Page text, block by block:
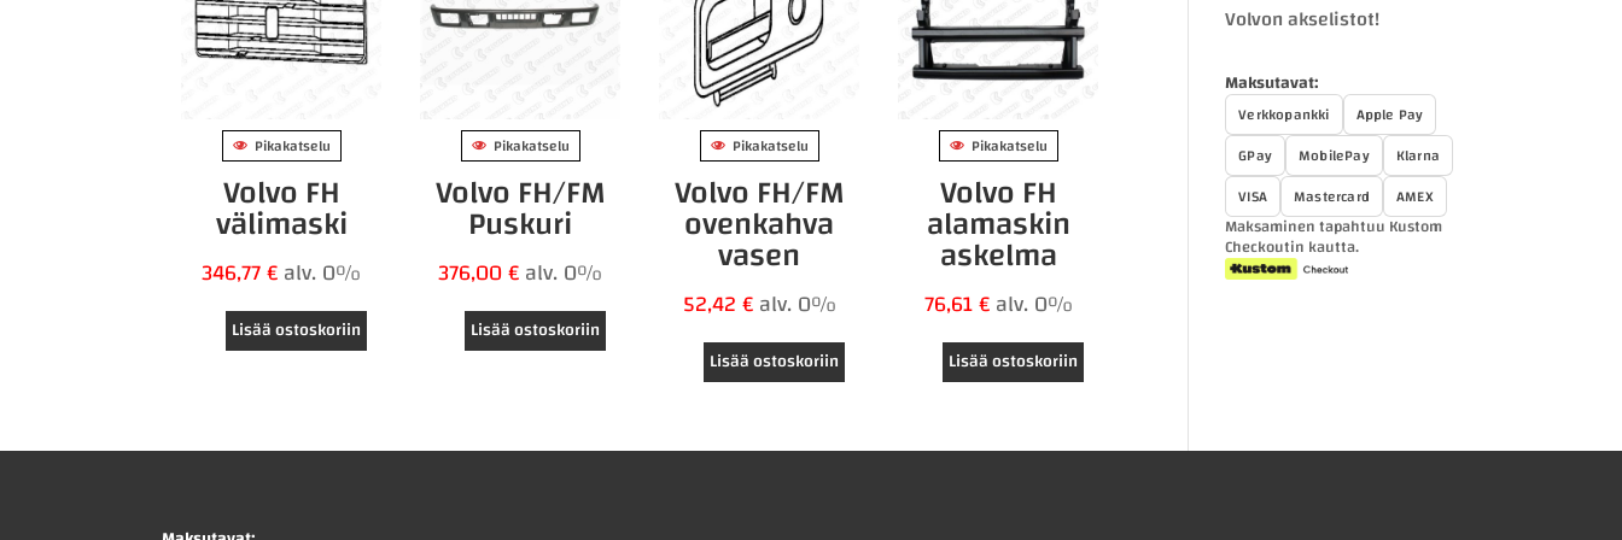
Pikakatselu
Volvo FH
välimaski
346,77€alv. 0%
Lisää ostoskoriin
Pikakatselu
Volvo FH/FM
Puskuri
376,00€alv. 0%
Lisää ostoskoriin
Pikakatselu
Volvo FH/FM
ovenkahva
vasen
52,42€alv. 0%
Lisää ostoskoriin
Pikakatselu
Volvo FH
alamaskin
askelma
76,61€alv. 0%
Lisää ostoskoriin
Volvon akselistot!
Maksutavat:
Verkkopankki
Apple Pay
GPay
MobilePay
Klarna
VISA
Mastercard AMEX
Maksaminen tapahtuu Kustom
Checkoutin kautta.